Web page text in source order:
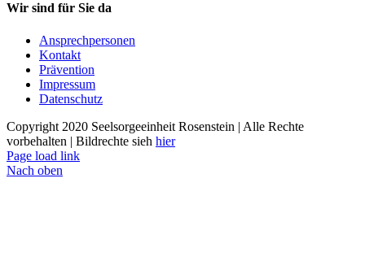
Wir sind für Sie da
Ansprechpersonen
Kontakt
Prävention
Impressum
Datenschutz
Copyright 2020 Seelsorgeeinheit Rosenstein | Alle Rechte
vorbehalten | Bildrechte sieh hier
Page load link
Nach oben